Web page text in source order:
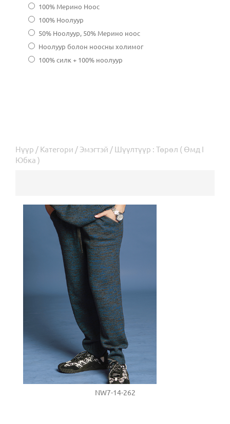
100% Мерино Ноос
100% Ноолуур
50% Ноолуур, 50% Мерино ноос
Ноолуур болон ноосны холимог
100% силк + 100% ноолуур
Нүүр / Категори / Эмэгтэй / Шүүлтүүр : Төрөл ( Өмд I
Юбка )
NW7-14-262